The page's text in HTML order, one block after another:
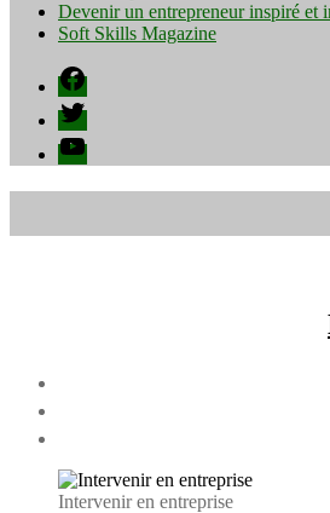
Devenir un entrepreneur inspiré et
Soft Skills Magazine
Facebook
Twitter
YouTube
Intervenir en entreprise